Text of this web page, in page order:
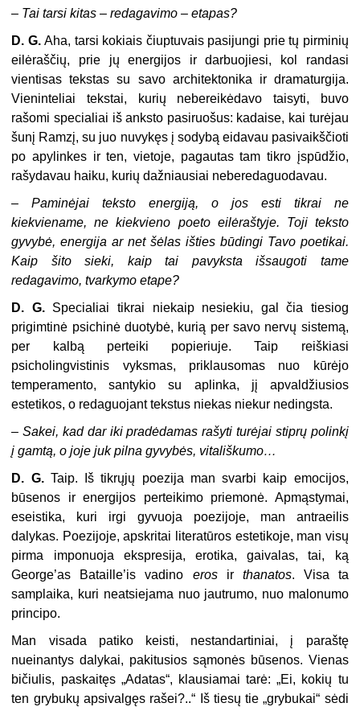
– Tai tarsi kitas – redagavimo – etapas?
D. G.Aha, tarsi kokiais čiuptuvais pasijungi prie tų pirminių
eilėraščių, prie jų energijos ir darbuojiesi, kol randasi
vientisas tekstas su savo architektonika ir dramaturgija.
Vieninteliai tekstai, kurių nebereikėdavo taisyti, buvo
rašomi specialiai iš anksto pasiruošus: kadaise, kai turėjau
šunį Ramzį, su juo nuvykęs į sodybą eidavau pasivaikščioti
po apylinkes ir ten, vietoje, pagautas tam tikro įspūdžio,
rašydavau haiku, kurių dažniausiai neberedaguodavau.
–Paminėjai teksto energiją, o jos esti tikrai ne
kiekviename, ne kiekvieno poeto eilėraštyje. Toji teksto
gyvybė, energija ar net šėlas išties būdingi Tavo poetikai.
Kaip šito sieki, kaip tai pavyksta išsaugoti tame
redagavimo, tvarkymo etape?
D. G. Specialiai tikrai niekaip nesiekiu, gal čia tiesiog
prigimtinė psichinė duotybė, kurią per savo nervų sistemą,
per kalbą perteiki popieriuje. Taip reiškiasi
psicholingvistinis vyksmas, priklausomas nuo kūrėjo
temperamento, santykio su aplinka, jį apvaldžiusios
estetikos, o redaguojant tekstus niekas niekur nedingsta.
–Sakei, kad dar iki pradėdamas rašyti turėjai stiprų polinkį
į gamtą, o joje juk pilna gyvybės, vitališkumo…
D. G. Taip. Iš tikrųjų poezija man svarbi kaip emocijos,
būsenos ir energijos perteikimo priemonė. Apmąstymai,
eseistika, kuri irgi gyvuoja poezijoje, man antraeilis
dalykas. Poezijoje, apskritai literatūros estetikoje, man visų
pirma imponuoja ekspresija, erotika, gaivalas, tai, ką
George’as Bataille’is vadino erosir thanatos. Visa ta
samplaika, kuri neatsiejama nuo jautrumo, nuo malonumo
principo.
Man visada patiko keisti, nestandartiniai, į paraštę
nueinantys dalykai, pakitusios sąmonės būsenos. Vienas
bičiulis, paskaitęs „Adatas“, klausiamai tarė: „Ei, kokių tu
ten grybukų apsivalgęs rašei?..“ Iš tiesų tie „grybukai“ sėdi